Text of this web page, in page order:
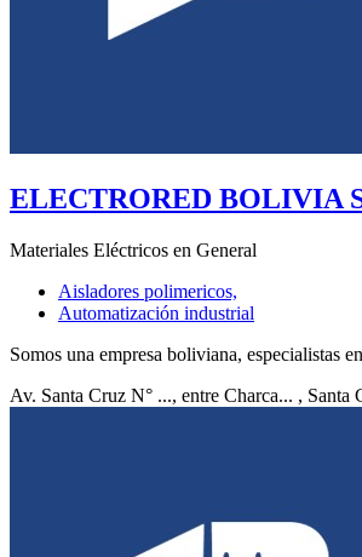
ELECTRORED BOLIVIA
Materiales Eléctricos en General
Aisladores polimericos,
Automatización industrial
Somos una empresa boliviana, especialistas
Av. Santa Cruz N° ..., entre Charca... , Santa